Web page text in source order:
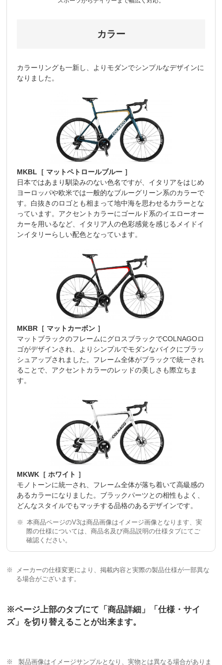
カラー
カラーリングも一新し、よりモダンでシンプルなデザインに
なりました。
MKBL［ マットペトロールブルー ］
日本ではあまり馴染みのない色名ですが、イタリアをはじめ
ヨーロッパや欧米では一般的なブルーグリーン系のカラーで
す。白抜きのロゴとも相まって地中海を思わせるカラーとな
っています。アクセントカラーにゴールド系のイエローオー
カーを用いるなど、イタリア人の色彩感覚を感じるメイドイ
ンイタリーらしい配色となっています。
MKBR［ マットカーボン ］
マットブラックのフレームにグロスブラックでCOLNAGOロ
ゴがデザインされ、よりシンプルでモダンなバイクにブラッ
シュアップされました。フレーム全体がブラックで統一され
ることで、アクセントカラーのレッドの美しさも際立ちま
す。
MKWK［ ホワイト ］
モノトーンに統一され、フレーム全体が落ち着いて高級感の
あるカラーになりました。ブラックパーツとの相性もよく、
どんなスタイルでもマッチする品格のあるデザインです。
本商品ページのV3は商品画像はイメージ画像となります、実
際の仕様については、商品名及び商品説明の仕様タブにてご
確認ください。
メーカーの仕様変更により、掲載内容と実際の製品仕様が一部異な
る場合がございます。
※ページ上部のタブにて「商品詳細」「仕様・サイ
ズ」を切り替えることが出来ます。
製品画像はイメージサンプルとなり、実物とは異なる場合がありま